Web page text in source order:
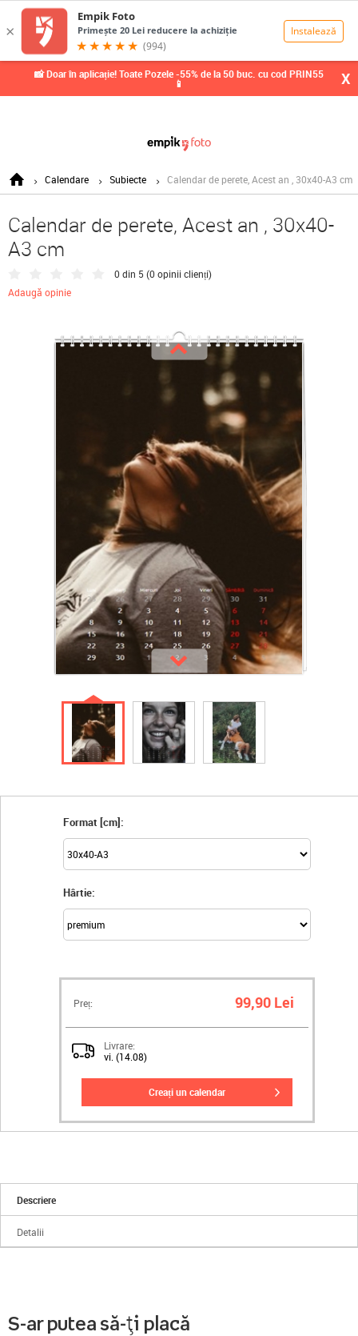
📸 Doar în aplicație! Toate Pozele -55% de la 50 buc. cu cod PRIN55
📱 X
Calendare Subiecte Calendar de perete, Acest an , 30x40-A3 cm
Calendar de perete, Acest an , 30x40-
A3 cm
0 din 5 (0 opinii clienți)
Adaugă opinie
Format [cm]:
Hârtie:
Preț: 99,90 Lei
Livrare:
vi. (14.08)
creați un calendar
Descriere
Detalii
S-ar putea să-ți placă